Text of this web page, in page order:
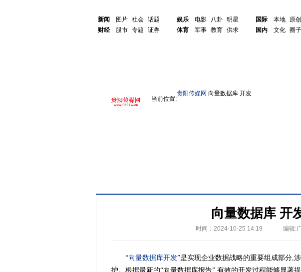
新闻
图片 社会 话题
财经
股市 专题 证券
娱乐 电影 八卦 明星
体育
军事 教育 供求
国际 本地 原创
国内
文化 圈子
当前位置:
贵阳传媒网 向量数据库 开发
向量数据库 开
时间：2024-10-25 14:19 编辑:
“向量数据库开发”是实现企业数据战略的重要组成部分,
护。根据最新的“向量数据库报告”,有效的开发过程能够显著